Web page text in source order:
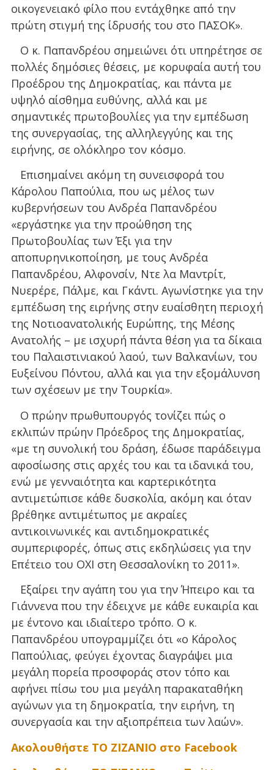
οικογενειακό φίλο που εντάχθηκε από την
πρώτη στιγμή της ίδρυσής του στο ΠΑΣΟΚ».
Ο κ. Παπανδρέου σημειώνει ότι υπηρέτησε σε
πολλές δημόσιες θέσεις, με κορυφαία αυτή του
Προέδρου της Δημοκρατίας, και πάντα με
υψηλό αίσθημα ευθύνης, αλλά και με
σημαντικές πρωτοβουλίες για την εμπέδωση
της συνεργασίας, της αλληλεγγύης και της
ειρήνης, σε ολόκληρο τον κόσμο.
Επισημαίνει ακόμη τη συνεισφορά του
Κάρολου Παπούλια, που ως μέλος των
κυβερνήσεων του Ανδρέα Παπανδρέου
«εργάστηκε για την προώθηση της
Πρωτοβουλίας των Έξι για την
αποπυρηνικοποίηση, με τους Ανδρέα
Παπανδρέου, Αλφονσίν, Ντε λα Μαντρίτ,
Νυερέρε, Πάλμε, και Γκάντι. Αγωνίστηκε για την
εμπέδωση της ειρήνης στην ευαίσθητη περιοχή
της Νοτιοανατολικής Ευρώπης, της Μέσης
Ανατολής – με ισχυρή πάντα θέση για τα δίκαια
του Παλαιστινιακού λαού, των Βαλκανίων, του
Ευξείνου Πόντου, αλλά και για την εξομάλυνση
των σχέσεων με την Τουρκία».
Ο πρώην πρωθυπουργός τονίζει πώς ο
εκλιπών πρώην Πρόεδρος της Δημοκρατίας,
«με τη συνολική του δράση, έδωσε παράδειγμα
αφοσίωσης στις αρχές του και τα ιδανικά του,
ενώ με γενναιότητα και καρτερικότητα
αντιμετώπισε κάθε δυσκολία, ακόμη και όταν
βρέθηκε αντιμέτωπος με ακραίες
αντικοινωνικές και αντιδημοκρατικές
συμπεριφορές, όπως στις εκδηλώσεις για την
Επέτειο του ΟΧΙ στη Θεσσαλονίκη το 2011».
Εξαίρει την αγάπη του για την Ήπειρο και τα
Γιάννενα που την έδειχνε με κάθε ευκαιρία και
με έντονο και ιδιαίτερο τρόπο. Ο κ.
Παπανδρέου υπογραμμίζει ότι «ο Κάρολος
Παπούλιας, φεύγει έχοντας διαγράψει μια
μεγάλη πορεία προσφοράς στον τόπο και
αφήνει πίσω του μια μεγάλη παρακαταθήκη
αγώνων για τη δημοκρατία, την ειρήνη, τη
συνεργασία και την αξιοπρέπεια των λαών».
Ακολουθήστε ΤΟ ΖΙΖΑΝΙΟ στο Facebook